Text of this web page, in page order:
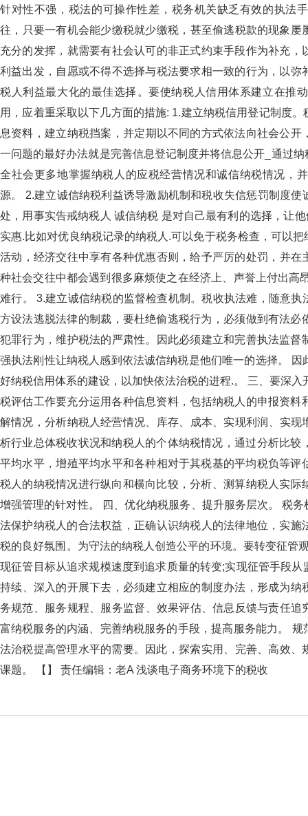
针对性不强，税法的可操作性差，税务机关缺乏有效的执法手
往，只要一有机会能少缴税就少缴税，甚至偷逃税款的现象
充分的发挥，就需要有社会认可的非正式约束手段作为补充
利益出发，自愿或不得不选择与税法要求相一致的行为，以
税人利益最大化的最佳选择。要使纳税人信用体系建立在推
用，应着重采取以下几方面的措施: 1.建立纳税信用登记制度
息资料，建立纳税挡案，并定期以不同的方式依法向社会公开
一问题的最好办法就是完善信息登记制度并将信息公开_通过纳
全社会更多地掌握纳税人的应税经营情况和诚信纳税情况
源。 2.建立诚信纳税利益诱导激励机制和税收失信惩罚制
处，用事实告戒纳税人 诚信纳税 是对自己最有利的选择
实惠.比如对优良纳税记录的纳税人.可以免于税务检查，可以
活动，经济交往中享有各种优惠否则，给予严厉的处罚，
种社会交往中都会遇到很多麻烦使之在经济上、声誉上付出高
难行。 3.建立诚信纳税的监督检查机制。税收执法难，
方设法逃脱法律的制裁，要杜绝偷逃税行为，必须做到有法必依
犯罪行为，维护税法的严肃性。因此必须建立和完善执法监督制
强执法刚性让纳税人感到依法诚信纳税是他们唯一的选择。 因此
好纳税信用体系的建设，以加快依法治税的进程.。 三、要深
税评估工作要充分运用各种信息资料，包括纳税人的申报资料和
解情况，分析纳税人经营情况、库存、成本、实现利润
析行业总体税收状况和纳税人的个体纳税情况，通过分析比较
平均水平，增殖平均水平和各种相对于其税基的平均税负等评估指
税人的纳税情况进行纵向和横向比较，分析、测算纳税人实际
增强管理的针对性。 四、优化纳税服务、提升服务层次。
法保护纳税人的合法权益，正确认识纳税人的法律地位，实
税的良好氛围。为守法的纳税人创造公平的环境。要转
现征管目标从追求规模速度到追求质量的转变;实现征管手段
持续、深入的开展下去，必须建立相应的制度办法，形成为
务规范、服务规程、服务监督、效果评估、信息反馈与责
富纳税服务的内涵、完善纳税服务的手段，提高服务能力
法治税提高管理水平的需要。因此，探索实用、完善
课题。 【】 责任编辑：老A 浅谈电子商务环境下的税收